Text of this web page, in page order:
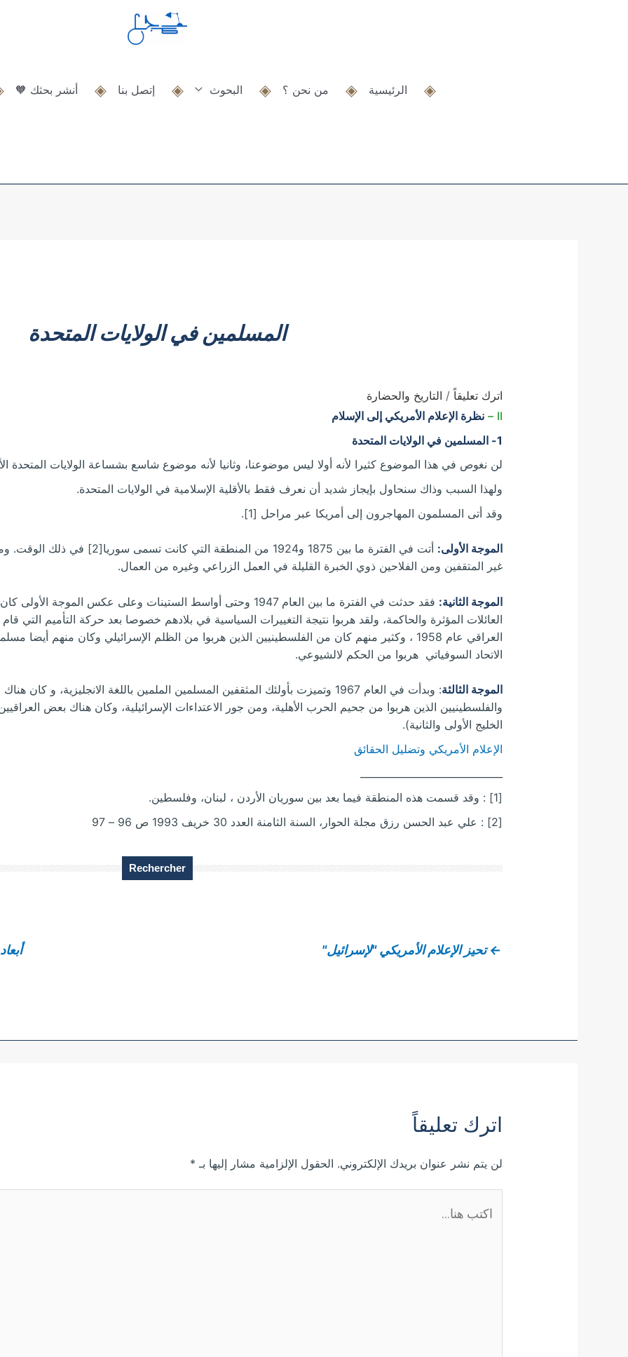
الرئيسية من نحن ؟ البحوث إتصل بنا أنشر بحثك 🧡
المسلمين في الولايات المتحدة
اترك تعليقاً / التاريخ والحضارة
II –
نظرة الإعلام الأمريكي إلى الإسلام
1- المسلمين في الولايات المتحدة
لن نغوص في هذا الموضوع كثيرا لأنه أولا ليس موضوعنا، وثانيا لأنه موضوع شاسع بشساعة الولايات المتحدة
ولهذا السبب وذاك سنحاول بإيجاز شديد أن نعرف فقط بالأقلية الإسلامية في الولايات المتحدة.
وقد أتى المسلمون المهاجرون إلى أمريكا عبر مراحل [1].
الموجة الأولى:
أتت في الفترة ما بين 1875 و1924 من
غير المتقفين ومن الفلاحين ذوي الخبرة القليلة في العمل الزراعي وغيره من العمال.
الموجة الثانية:
فقد حدثت في الفترة ما بين العام 1947 وحتى أواسط الستينات وعلى عكس
العائلات المؤثرة والحاكمة، ولقد هربوا نتيجة التغييرات السياسية في بلادهم خصوصا بعد حركة التأميم التي
العراقي عام 1958 ، وكثير منهم كان من الفلسطينيين الذين هربوا من الظلم الإسرائيلي وكان منهم أيضا
الاتحاد السوفياتي هربوا من الحكم لالشيوعي.
الموجة الثالثة
: وبدأت في العام 1967 وتميزت بأولئك المثقفين المسلمين الملمين باللغة الانجليزية، و
والفلسطينيين الذين هربوا من جحيم الحرب الأهلية، ومن جور الاعتداءات الإسرائيلية، وكان هناك بعض
الخليج الأولى والثانية).
الإعلام الأمريكي وتضليل الحقائق
[1] : وقد قسمت هذه المنطقة فيما بعد بين سوريان الأردن ، لبنان، وفلسطين.
[2] : علي عبد الحسن رزق مجلة الحوار، السنة الثامنة العدد 30 خريف 1993 ص 96 – 97
Rechercher
←تحيز الإعلام الأمريكي "لإسرائيل"
اترك تعليقاً
لن يتم نشر عنوان بريدك الإلكتروني. الحقول الإلزامية مشار إليها بـ *
هنا...